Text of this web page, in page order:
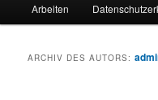
Arbeiten
ARCHIV DES AUTORS: